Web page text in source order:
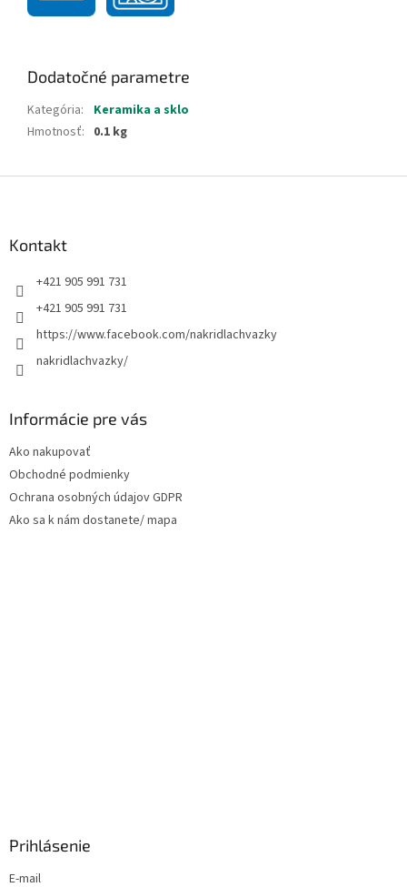
Dodatočné parametre
Kategória:
Keramika a sklo
Hmotnosť: 0.1 kg
Kontakt
+421 905 991 731
+421 905 991 731
https://www.facebook.com/nakridlachvazky
nakridlachvazky/
Informácie pre vás
Ako nakupovať
Obchodné podmienky
Ochrana osobných údajov GDPR
Ako sa k nám dostanete/ mapa
Prihlásenie
E-mail